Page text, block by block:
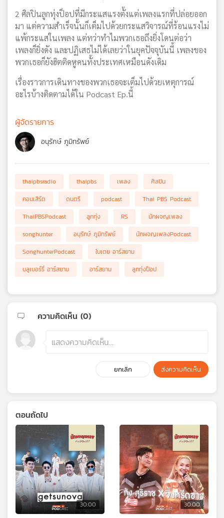
2 ศิลปินลูกทุ่งป็อปที่มีกระแสแรงตั้งแต่เพลงแรกที่ปล่อยออก
มา แต่ความสำเร็จนั้นก็เต็มไปด้วยกระแสวิจารณ์ที่ร้อนแรงไม่
แพ้กระแสในเพลง แต่ทว่าทำไมพวกเธอถึงยิ่งโดนต่อว่า
เพลงก็ยิ่งดัง และปฏิเสธไม่ได้เลยว่าในยุคปัจจุบันนี้ เพลงของ
พวกเธอก็ยังฮิตติดหูคนทั้งประเทศเหมือนดังเดิม
เรื่องราวการเดินทางของพวกเธอจะเต็มไปด้วยเหตุการณ์
อะไรบ้างติดตามได้ใน Podcast Ep.นี้
ผู้จัดรายการ
อนุรักษ์ ภูมิทรัพย์
thaipbsradio thaipbs เพลง
ศิลปิน
คอนเสิร์ต
ดนตรี podcast
Thai PBS Podcast
ThaiPBSPodcast
ลูกทุ่ง RS
นักผจญเพลง
songhunter
อนุรักษ์ ภูมิทรัพย์
นักผจญเพลงPodcast
SonghunterPodcast
ใบเตย อาร์สยาม
บลูเบอร์รี่ อาร์สยาม
อาร์สยาม ลูกทุ่งป็อป
ความคิดเห็น (0)
ยกเลิก ส่งความคิดเห็น
ตอนถัดไป
30:00 30:00